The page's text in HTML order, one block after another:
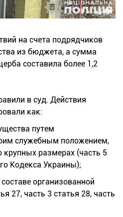
на счета подрядчиков
из бюджета, а сумма
составила более 1,2
в суд. Действия
как:
путем
служебным положением,
крупных размерах (часть 5
Кодекса Украины);
организованной
27, часть 3 статья 28, часть